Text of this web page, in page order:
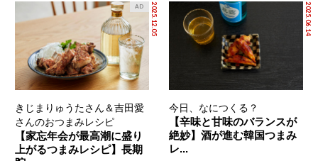
2025.12.05
AD
きじまりゅうたさん＆吉田愛
さんのおつまみレシピ
【家忘年会が最高潮に盛り
上がるつまみレシピ】長期
2025.06.14
今日、なにつくる？
【辛味と甘味のバランスが
絶妙】酒が進む韓国つまみ
レ...